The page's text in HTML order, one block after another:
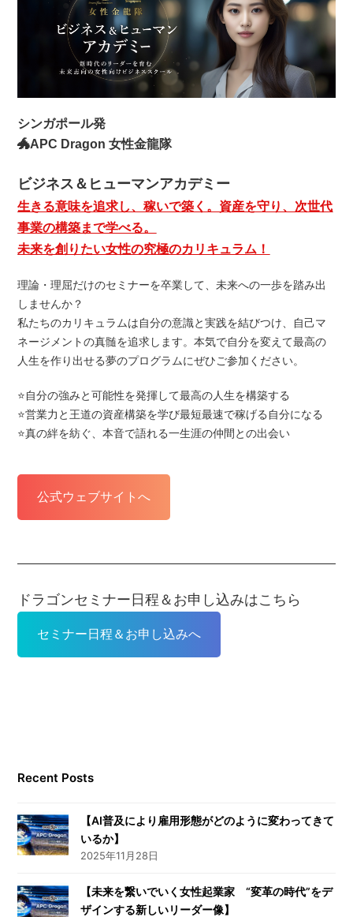
シンガポール発
🐲APC Dragon 女性金龍隊
ビジネス＆ヒューマンアカデミー
生きる意味を追求し、稼いで築く。 資産を守り、次世代
事業の構築まで学べる。
未来を創りたい女性の究極のカリキュラム！
理論・理屈だけのセミナーを卒業して、未来への一歩を踏み出
しませんか？
私たちのカリキュラムは自分の意識と実践を結びつけ、自己マ
ネージメントの真髄を追求します。本気で自分を変えて最高の
人生を作り出せる夢のプログラムにぜひご参加ください。
⭐️自分の強みと可能性を発揮して最高の人生を構築する
⭐️営業力と王道の資産構築を学び最短最速で稼げる自分になる
⭐️真の絆を紡ぐ、本音で語れる一生涯の仲間との出会い
公式ウェブサイトへ
ドラゴンセミナー日程＆お申し込みはこちら
セミナー日程＆お申し込みへ
Recent Posts
【AI普及により雇用形態がどのように変わってきて
いるか】
2025年11月28日
【未来を繋いでいく女性起業家 “変革の時代”をデ
ザインする新しいリーダー像】